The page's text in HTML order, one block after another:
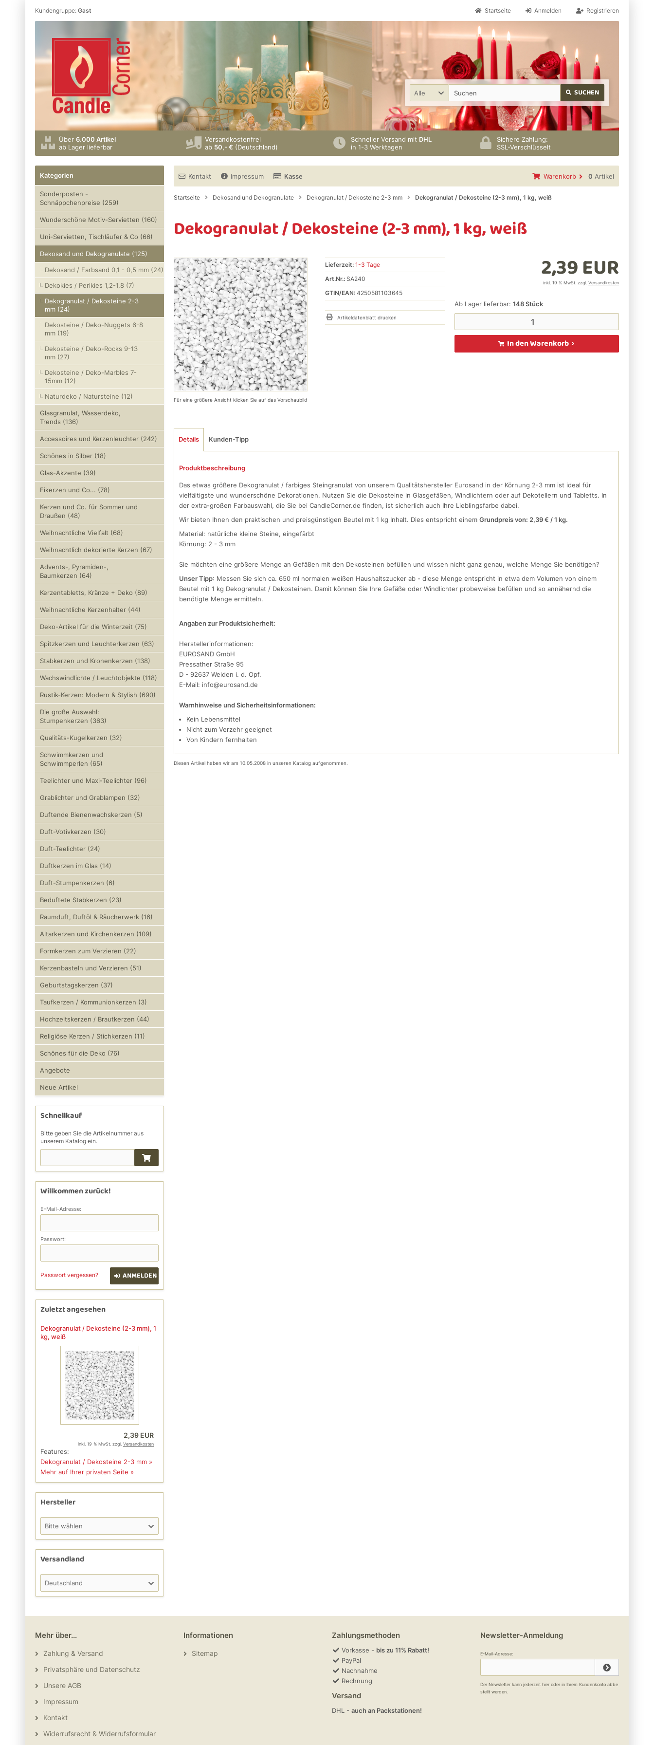
Kundengruppe: Gast Registrieren
Anmelden
Startseite
Alle SUCHEN
Über 6.000 Artikel
ab Lager lieferbar
Versandkostenfrei
ab 50,- € (Deutschland)
Schneller Versand mit DHL
in 1-3 Werktagen
Sichere Zahlung:
SSL-Verschlüsselt
Kontakt Impressum Kasse Warenkorb 0 Artikel
Startseite Dekosand und Dekogranulate Dekogranulat / Dekosteine 2-3 mm Dekogranulat / Dekosteine (2-3 mm), 1 kg, weiß
Dekogranulat / Dekosteine (2-3 mm), 1 kg, weiß
Für eine größere Ansicht klicken Sie auf das Vorschaubild
2,39 EUR
inkl. 19 % MwSt. zzgl. Versandkosten
Ab Lager lieferbar: 148Stück
In den Warenkorb
Lieferzeit: 1-3 Tage
Art.Nr.: SA240
GTIN/EAN: 4250581103645
Artikeldatenblatt drucken
Details Kunden-Tipp
Produktbeschreibung
Das etwas größere Dekogranulat / farbiges Steingranulat von unserem Qualitätshersteller Eurosand in der Körnung 2-3 mm ist ideal für
vielfältigste und wunderschöne Dekorationen. Nutzen Sie die Dekosteine in Glasgefäßen, Windlichtern oder auf Dekotellern und Tabletts. In
der extra-großen Farbauswahl, die Sie bei CandleCorner.de finden, ist sicherlich auch Ihre Lieblingsfarbe dabei.
Wir bieten Ihnen den praktischen und preisgünstigen Beutel mit 1 kg Inhalt. Dies entspricht einem Grundpreis von: 2,39 € / 1 kg.
Material: natürliche kleine Steine, eingefärbt
Körnung: 2 - 3 mm
Sie möchten eine größere Menge an Gefäßen mit den Dekosteinen befüllen und wissen nicht ganz genau, welche Menge Sie benötigen?
Unser Tipp: Messen Sie sich ca. 650 ml normalen weißen Haushaltszucker ab - diese Menge entspricht in etwa dem Volumen von einem
Beutel mit 1 kg Dekogranulat / Dekosteinen. Damit können Sie Ihre Gefäße oder Windlichter probeweise befüllen und so annähernd die
benötigte Menge ermitteln.
Angaben zur Produktsicherheit:
Herstellerinformationen:
EUROSAND GmbH
Pressather Straße 95
D - 92637 Weiden i. d. Opf.
E-Mail: info@eurosand.de
Warnhinweise und Sicherheitsinformationen:
Kein Lebensmittel
Nicht zum Verzehr geeignet
Von Kindern fernhalten
Diesen Artikel haben wir am 10.05.2008 in unseren Katalog aufgenommen.
Kategorien
Sonderposten -
Schnäppchenpreise (259)
Wunderschöne Motiv-Servietten (160)
Uni-Servietten, Tischläufer & Co (66)
Dekosand und Dekogranulate (125)
Dekosand / Farbsand 0,1 - 0,5 mm (24)
Dekokies / Perlkies 1,2-1,8 (7)
Dekogranulat / Dekosteine 2-3
mm (24)
Dekosteine / Deko-Nuggets 6-8
mm (19)
Dekosteine / Deko-Rocks 9-13
mm (27)
Dekosteine / Deko-Marbles 7-
15mm (12)
Naturdeko / Natursteine (12)
Glasgranulat, Wasserdeko,
Trends (136)
Accessoires und Kerzenleuchter (242)
Schönes in Silber (18)
Glas-Akzente (39)
Eikerzen und Co... (78)
Kerzen und Co. für Sommer und
Draußen (48)
Weihnachtliche Vielfalt (68)
Weihnachtlich dekorierte Kerzen (67)
Advents-, Pyramiden-,
Baumkerzen (64)
Kerzentabletts, Kränze + Deko (89)
Weihnachtliche Kerzenhalter (44)
Deko-Artikel für die Winterzeit (75)
Spitzkerzen und Leuchterkerzen (63)
Stabkerzen und Kronenkerzen (138)
Wachswindlichte / Leuchtobjekte (118)
Rustik-Kerzen: Modern & Stylish (690)
Die große Auswahl:
Stumpenkerzen (363)
Qualitäts-Kugelkerzen (32)
Schwimmkerzen und
Schwimmperlen (65)
Teelichter und Maxi-Teelichter (96)
Grablichter und Grablampen (32)
Duftende Bienenwachskerzen (5)
Duft-Votivkerzen (30)
Duft-Teelichter (24)
Duftkerzen im Glas (14)
Duft-Stumpenkerzen (6)
Beduftete Stabkerzen (23)
Raumduft, Duftöl & Räucherwerk (16)
Altarkerzen und Kirchenkerzen (109)
Formkerzen zum Verzieren (22)
Kerzenbasteln und Verzieren (51)
Geburtstagskerzen (37)
Taufkerzen / Kommunionkerzen (3)
Hochzeitskerzen / Brautkerzen (44)
Religiöse Kerzen / Stichkerzen (11)
Schönes für die Deko (76)
Angebote
Neue Artikel
Schnellkauf
Bitte geben Sie die Artikelnummer aus
unserem Katalog ein.
Willkommen zurück!
E-Mail-Adresse:
Passwort:
Passwort vergessen? ANMELDEN
Zuletzt angesehen
Dekogranulat / Dekosteine (2-3 mm), 1
kg, weiß
2,39 EUR
inkl. 19 % MwSt. zzgl. Versandkosten
Features:
Dekogranulat / Dekosteine 2-3 mm »
Mehr auf Ihrer privaten Seite »
Hersteller
Bitte wählen
Versandland
Deutschland
Mehr über...
Zahlung & Versand
Privatsphäre und Datenschutz
Unsere AGB
Impressum
Kontakt
Widerrufsrecht & Widerrufsformular
Informationen
Sitemap
Zahlungsmethoden
Vorkasse - bis zu 11% Rabatt!
PayPal
Nachnahme
Rechnung
Versand
DHL - auch an Packstationen!
Newsletter-Anmeldung
E-Mail-Adresse:
Der Newsletter kann jederzeit hier oder in Ihrem Kundenkonto abbe
stellt werden.